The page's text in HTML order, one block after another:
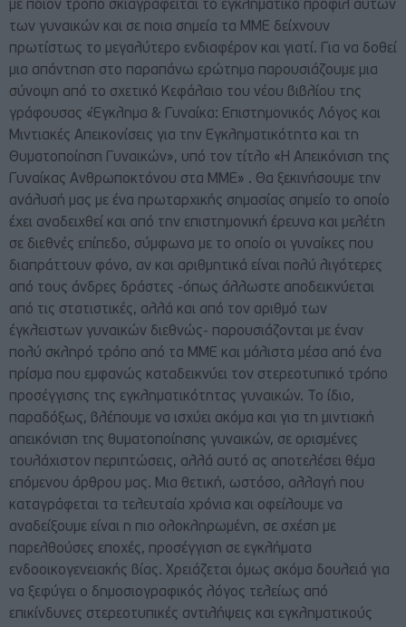
με ποιον τρόπο σκιαγραφείται το εγκληματικό προφίλ αυτών
των γυναικών και σε ποια σημεία τα ΜΜΕ δείχνουν
πρωτίστως το μεγαλύτερο ενδιαφέρον και γιατί. Για να δοθεί
μια απάντηση στο παραπάνω ερώτημα παρουσιάζουμε μια
σύνοψη από το σχετικό Κεφάλαιο του νέου βιβλίου της
γράφουσας «Έγκλημα & Γυναίκα: Επιστημονικός Λόγος και
Μιντιακές Απεικονίσεις για την Εγκληματικότητα και τη
Θυματοποίηση Γυναικών», υπό τον τίτλο «Η Απεικόνιση της
Γυναίκας Ανθρωποκτόνου στα ΜΜΕ» . Θα ξεκινήσουμε την
ανάλυσή μας με ένα πρωταρχικής σημασίας σημείο το οποίο
έχει αναδειχθεί και από την επιστημονική έρευνα και μελέτη
σε διεθνές επίπεδο, σύμφωνα με το οποίο οι γυναίκες που
διαπράττουν φόνο, αν και αριθμητικά είναι πολύ λιγότερες
από τους άνδρες δράστες -όπως άλλωστε αποδεικνύεται
από τις στατιστικές, αλλά και από τον αριθμό των
έγκλειστων γυναικών διεθνώς- παρουσιάζονται με έναν
πολύ σκληρό τρόπο από τα ΜΜΕ και μάλιστα μέσα από ένα
πρίσμα που εμφανώς καταδεικνύει τον στερεοτυπικό τρόπο
προσέγγισης της εγκληματικότητας γυναικών. Το ίδιο,
παραδόξως, βλέπουμε να ισχύει ακόμα και για τη μιντιακή
απεικόνιση της θυματοποίησης γυναικών, σε ορισμένες
τουλάχιστον περιπτώσεις, αλλά αυτό ας αποτελέσει θέμα
επόμενου άρθρου μας. Μια θετική, ωστόσο, αλλαγή που
καταγράφεται τα τελευταία χρόνια και οφείλουμε να
αναδείξουμε είναι η πιο ολοκληρωμένη, σε σχέση με
παρελθούσες εποχές, προσέγγιση σε εγκλήματα
ενδοοικογενειακής βίας. Χρειάζεται όμως ακόμα δουλειά για
να ξεφύγει ο δημοσιογραφικός λόγος τελείως από
επικίνδυνες στερεοτυπικές αντιλήψεις και εγκληματικούς